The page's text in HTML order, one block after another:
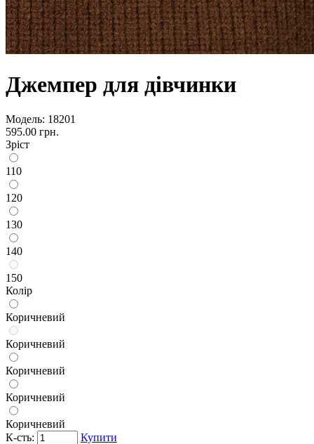
Джемпер для дівчинки
Модель: 18201
595.00 грн.
Зріст
110
120
130
140
150
Колір
Коричневий
Коричневий
Коричневий
Коричневий
Коричневий
К-сть:
Купити